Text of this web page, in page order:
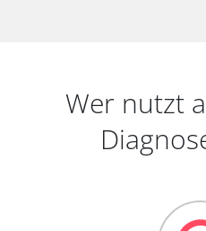
Wer nutzt